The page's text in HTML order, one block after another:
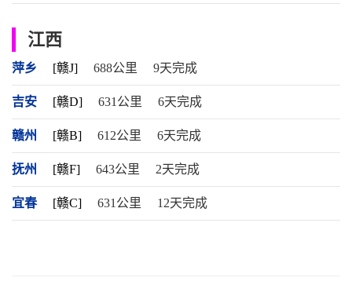
江西
萍乡 [赣J] 688公里 9天完成
吉安 [赣D] 631公里 6天完成
赣州 [赣B] 612公里 6天完成
抚州 [赣F] 643公里 2天完成
宜春 [赣C] 631公里 12天完成